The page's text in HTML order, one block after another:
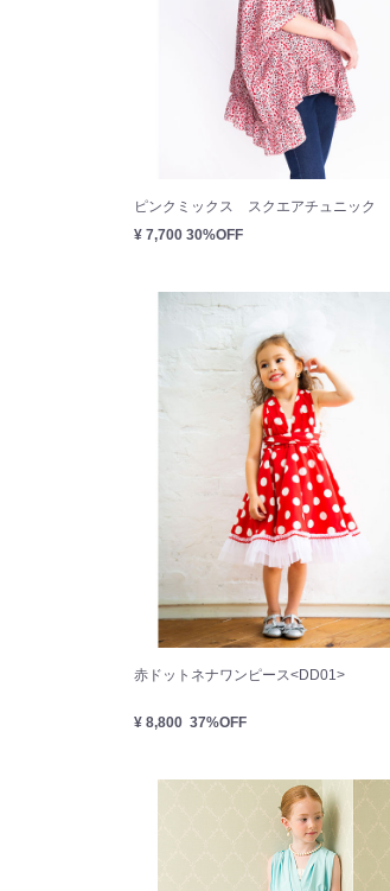
ピンクミックス スクエアチュニック
¥ 7,700 30%OFF
赤ドットネナワンピース<DD01>
¥ 8,800 37%OFF